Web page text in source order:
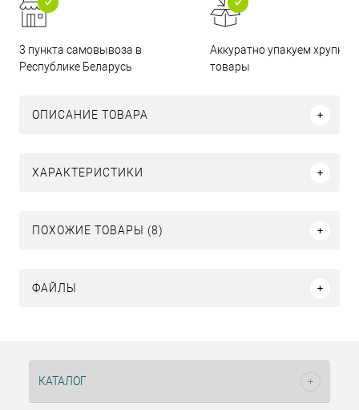
3 пункта самовывоза в
Республике Беларусь
Аккуратно упакуем хрупкие
товары
ОПИСАНИЕ ТОВАРА
ХАРАКТЕРИСТИКИ
ПОХОЖИЕ ТОВАРЫ (8)
ФАЙЛЫ
КАТАЛОГ